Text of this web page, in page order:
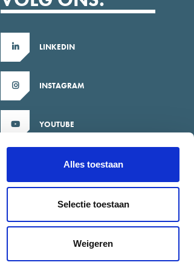
Alles toestaan
Selectie toestaan
Weigeren
LINKEDIN
INSTAGRAM
YOUTUBE